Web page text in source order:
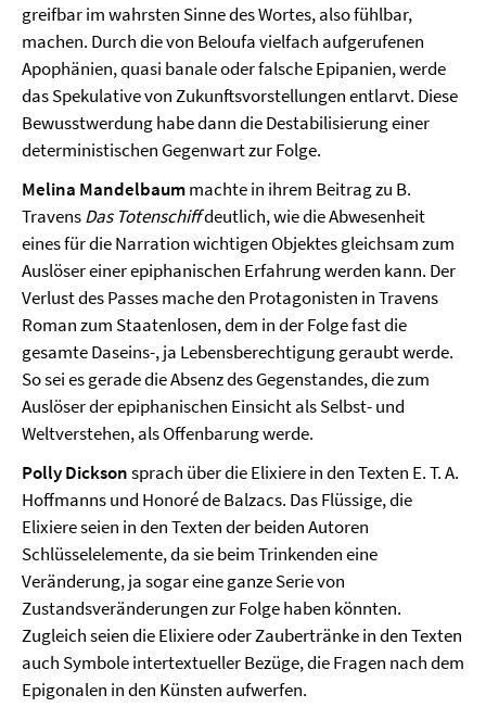
greifbar im wahrsten Sinne des Wortes, also fühlbar,
machen. Durch die von Beloufa vielfach aufgerufenen
Apophänien, quasi banale oder falsche Epipanien, werde
das Spekulative von Zukunftsvorstellungen entlarvt. Diese
Bewusstwerdung habe dann die Destabilisierung einer
deterministischen Gegenwart zur Folge.
Melina Mandelbaummachte in ihrem Beitrag zu B.
TravensDas Totenschiffdeutlich, wie die Abwesenheit
eines für die Narration wichtigen Objektes gleichsam zum
Auslöser einer epiphanischen Erfahrung werden kann. Der
Verlust des Passes mache den Protagonisten in Travens
Roman zum Staatenlosen, dem in der Folge fast die
gesamte Daseins-, ja Lebensberechtigung geraubt werde.
So sei es gerade die Absenz des Gegenstandes, die zum
Auslöser der epiphanischen Einsicht als Selbst- und
Weltverstehen, als Offenbarung werde.
Polly Dicksonsprach über die Elixiere in den Texten E. T. A.
Hoffmanns und Honoré de Balzacs. Das Flüssige, die
Elixiere seien in den Texten der beiden Autoren
Schlüsselelemente, da sie beim Trinkenden eine
Veränderung, ja sogar eine ganze Serie von
Zustandsveränderungen zur Folge haben könnten.
Zugleich seien die Elixiere oder Zaubertränke in den Texten
auch Symbole intertextueller Bezüge, die Fragen nach dem
Epigonalen in den Künsten aufwerfen.